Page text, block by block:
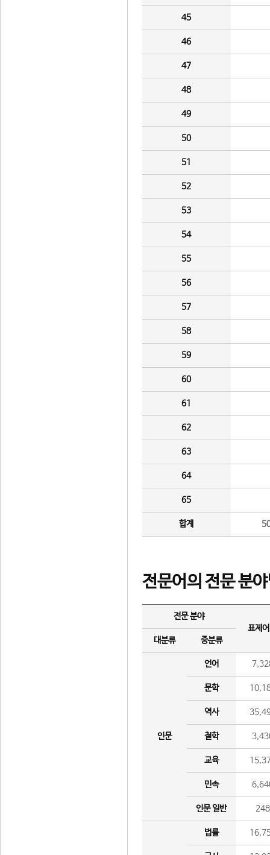
45
46
47
48
49
50
51
52
53
54
55
56
57
58
59
60
61
62
63
64
65
합계
전문어의 전문 분
전문 분야
표제
대분류
중분류
인문
언어
문학
역사
철학
교육
민속
인문 일반 248
법률